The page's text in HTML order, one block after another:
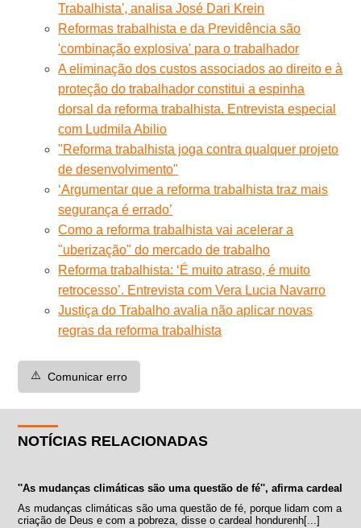
Trabalhista', analisa José Dari Krein
Reformas trabalhista e da Previdência são
'combinação explosiva' para o trabalhador
A eliminação dos custos associados ao direito e à
proteção do trabalhador constitui a espinha
dorsal da reforma trabalhista. Entrevista especial
com Ludmila Abilio
"Reforma trabalhista joga contra qualquer projeto
de desenvolvimento"
‘Argumentar que a reforma trabalhista traz mais
segurança é errado’
Como a reforma trabalhista vai acelerar a
"uberização" do mercado de trabalho
Reforma trabalhista: ‘É muito atraso, é muito
retrocesso’. Entrevista com Vera Lucia Navarro
Justiça do Trabalho avalia não aplicar novas
regras da reforma trabalhista
⚠️ Comunicar erro
NOTÍCIAS RELACIONADAS
''As mudanças climáticas são uma questão de fé'', afirma cardeal
As mudanças climáticas são uma questão de fé, porque lidam com a
criação de Deus e com a pobreza, disse o cardeal hondurenh[...]